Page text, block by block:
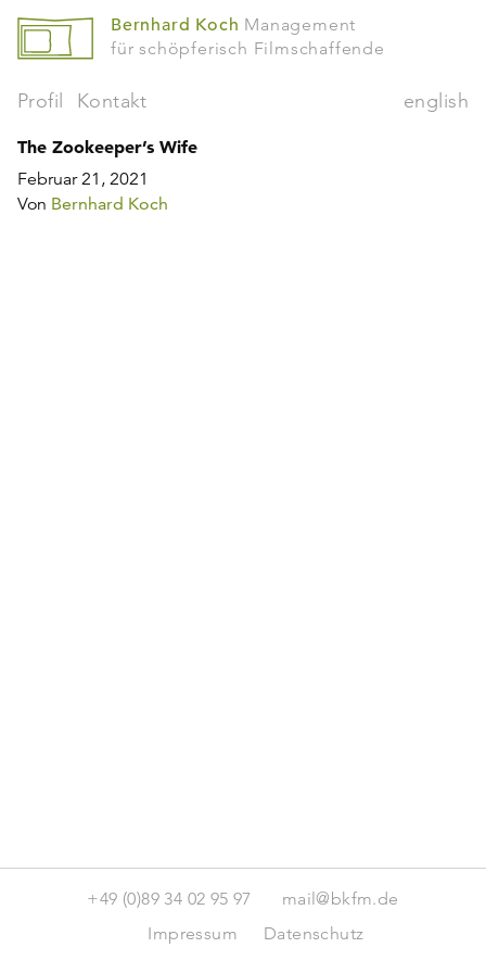
Bernhard Koch Management
für schöpferisch Filmschaffende
Profil Kontakt english
The Zookeeper’s Wife
Februar 21, 2021
Von Bernhard Koch
+49 (0)89 34 02 95 97
mail@bkfm.de
Impressum
Datenschutz